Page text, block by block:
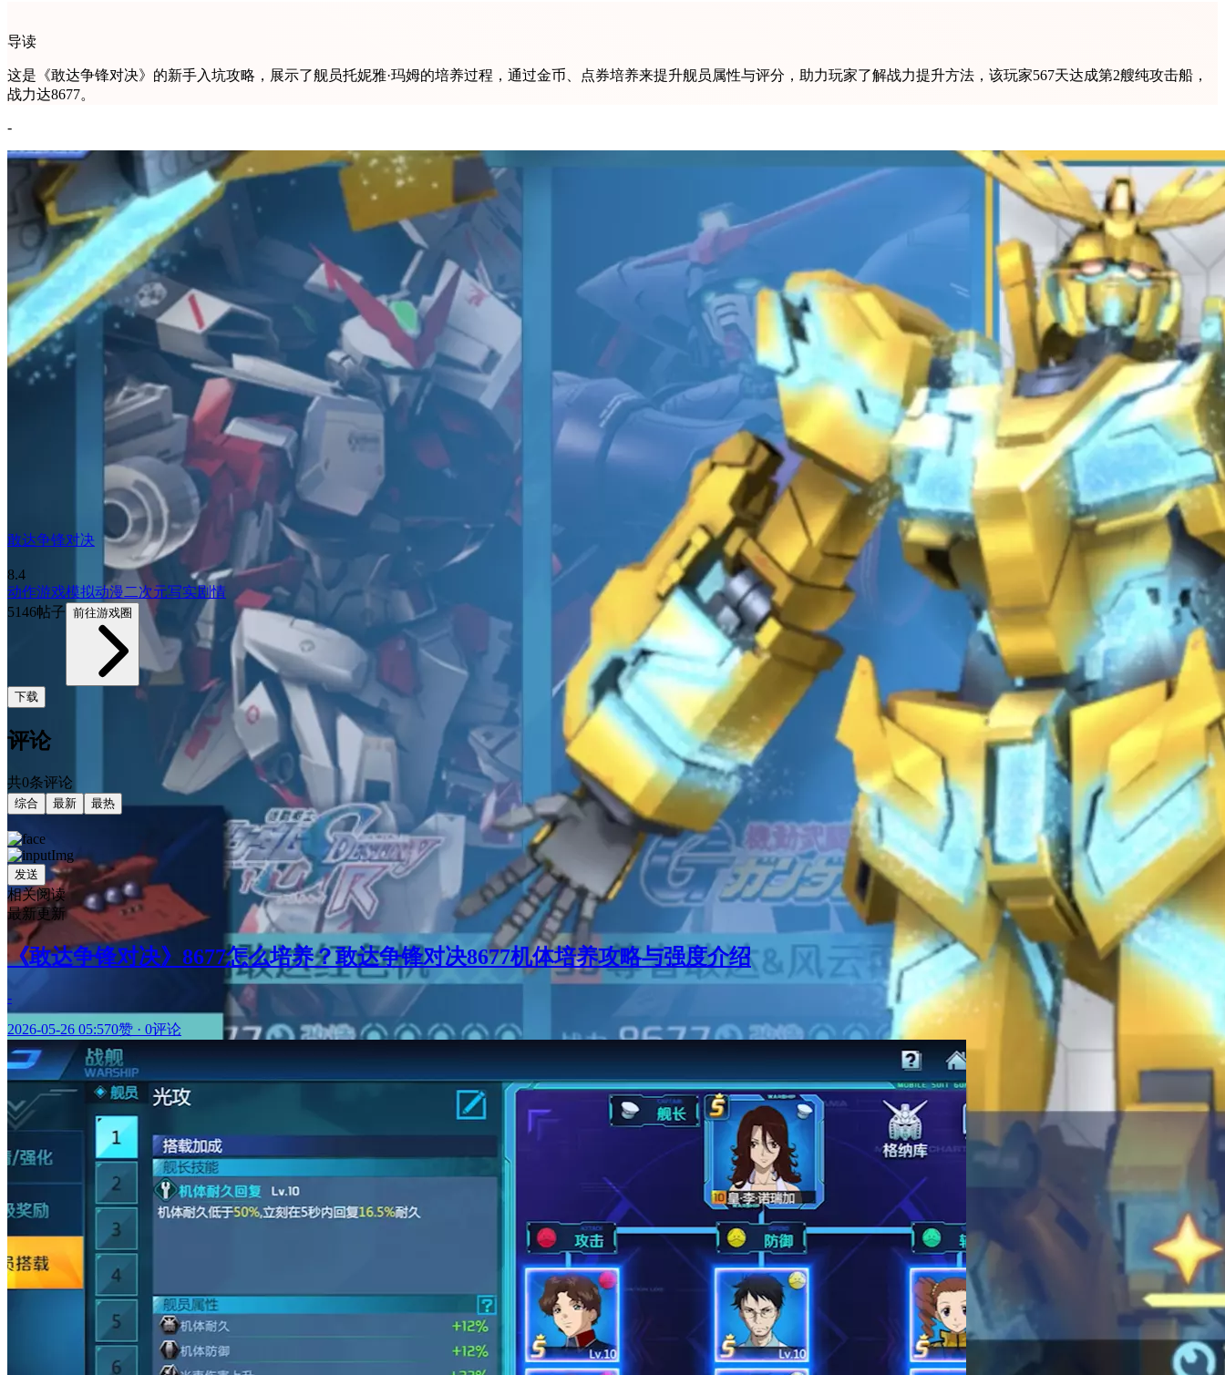
导读
这是《敢达争锋对决》的新手入坑攻略，展示了舰员托妮雅·玛姆的培养过程，通过金币、点券培养来提升舰员属性与评分，助力玩家了解战力提升方法，该玩家567天达成第2艘纯攻击船，
战力达8677。
-
敢达争锋对决
8.4
动作游戏模拟动漫二次元写实剧情
5146帖子 前往游戏圈
下载
评论
共0条评论
综合 最新 最热
发送
相关阅读
最新更新
《敢达争锋对决》8677怎么培养？敢达争锋对决8677机体培养攻略与强度介绍
-
2026-05-26 05:570赞 · 0评论